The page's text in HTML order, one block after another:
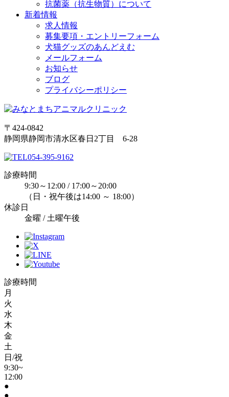
抗菌薬（抗生物質）について
新着情報
求人情報
募集要項・エントリーフォーム
犬猫グッズのあんどえむ
メールフォーム
お知らせ
ブログ
プライバシーポリシー
〒424-0842
静岡県静岡市清水区春日2丁目 6-28
054-395-9162
診療時間
9:30～12:00 / 17:00～20:00
（日・祝午後は14:00 ～ 18:00）
休診日
金曜 / 土曜午後
診療時間
月
火
水
木
金
土
日/祝
9:30~
12:00
●